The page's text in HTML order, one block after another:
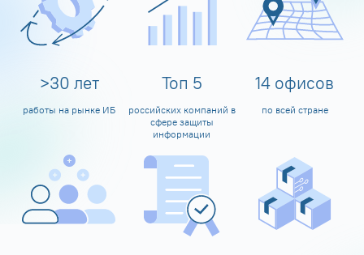
>30 лет
работы на рынке ИБ
Топ 5
российских компаний в
сфере защиты
информации
14 офисов
по всей стране